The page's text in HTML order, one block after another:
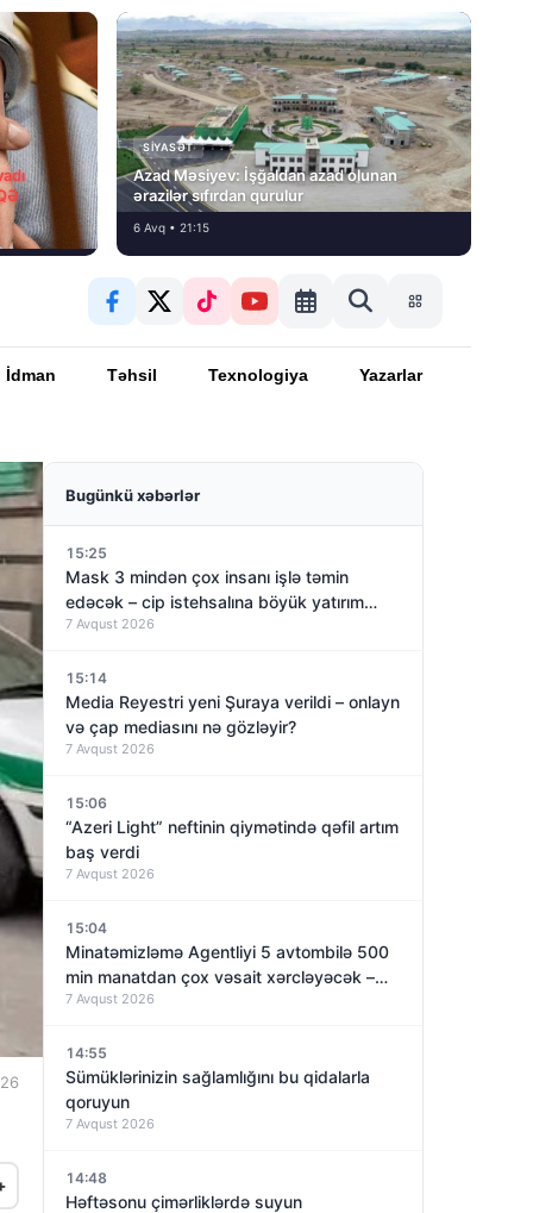
SIYASƏT
Azad Məsiyev: İşğaldan azad olunan
ərazilər sıfırdan qurulur
6 Avq • 21:15
İdman Təhsil Texnologiya Yazarlar
Bugünkü xəbərlər
15:25
Mask 3 mindən çox insanı işlə təmin
edəcək – cip istehsalına böyük yatırım
qoyur
7 Avqust 2026
15:14
Media Reyestri yeni Şuraya verildi – onlayn
və çap mediasını nə gözləyir?
7 Avqust 2026
15:06
“Azeri Light” neftinin qiymətində qəfil artım
baş verdi
7 Avqust 2026
15:04
Minatəmizləmə Agentliyi 5 avtombilə 500
min manatdan çox vəsait xərcləyəcək –
TENDER
7 Avqust 2026
14:55
Sümüklərinizin sağlamlığını bu qidalarla
qoruyun
7 Avqust 2026
14:48
Həftəsonu çimərliklərdə suyun